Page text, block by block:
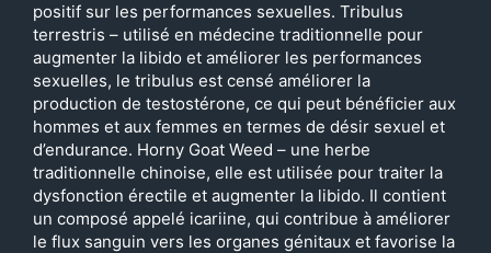
positif sur les performances sexuelles. Tribulus
terrestris – utilisé en médecine traditionnelle pour
augmenter la libido et améliorer les performances
sexuelles, le tribulus est censé améliorer la
production de testostérone, ce qui peut bénéficier aux
hommes et aux femmes en termes de désir sexuel et
d’endurance. Horny Goat Weed – une herbe
traditionnelle chinoise, elle est utilisée pour traiter la
dysfonction érectile et augmenter la libido. Il contient
un composé appelé icariine, qui contribue à améliorer
le flux sanguin vers les organes génitaux et favorise la